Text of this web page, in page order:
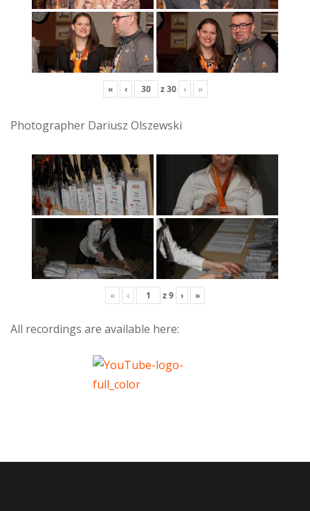
« ‹ z30 › »
Photographer Dariusz Olszewski
« ‹ z9 › »
All recordings are available here: